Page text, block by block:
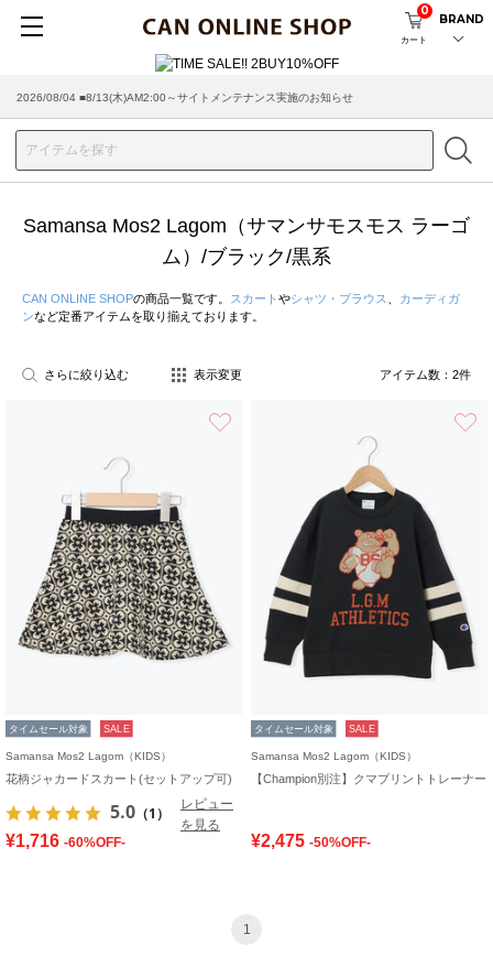
カート
0
BRAND
2026/08/04 ■8/13(木)AM2:00～サイトメンテナンス実施のお知らせ
Samansa Mos2 Lagom（サマンサモスモス ラーゴ
ム）/ブラック/黒系
CAN ONLINE SHOPの商品一覧です。 スカート やシャツ・ブラウス
カーディガ
ンなど定番アイテムを取り揃えております。
さらに絞り込む 表示変更 アイテム数： 2件
タイムセール対象 SALE
Samansa Mos2 Lagom（KIDS）
花柄ジャカードスカート(セットアップ可)
5.0 （1）
レビュー
を見る
¥1,716 -60%OFF-
タイムセール対象 SALE
Samansa Mos2 Lagom（KIDS）
【Champion別注】クマプリントトレーナー
¥2,475 -50%OFF-
1